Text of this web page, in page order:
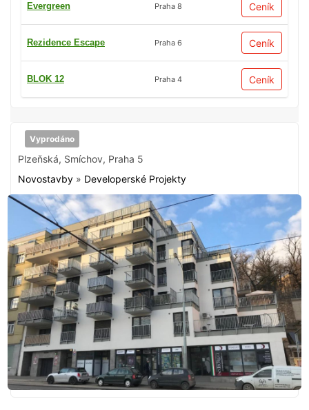
Vyprodáno
Plzeňská, Smíchov, Praha 5
Novostavby » Developerské Projekty
Evergreen Praha 8 Ceník
Rezidence Escape Praha 6 Ceník
BLOK 12 Praha 4 Ceník